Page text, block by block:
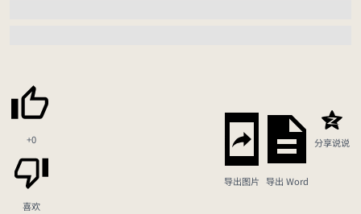
+0
喜欢
导出图片 导出 Word
分享说说